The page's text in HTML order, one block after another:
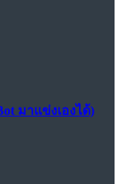
มาแข่งเองได้)